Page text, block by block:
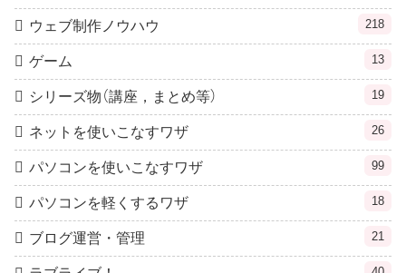
ウェブ制作ノウハウ 218
ゲーム 13
シリーズ物（講座，まとめ等） 19
ネットを使いこなすワザ 26
パソコンを使いこなすワザ 99
パソコンを軽くするワザ 18
ブログ運営・管理 21